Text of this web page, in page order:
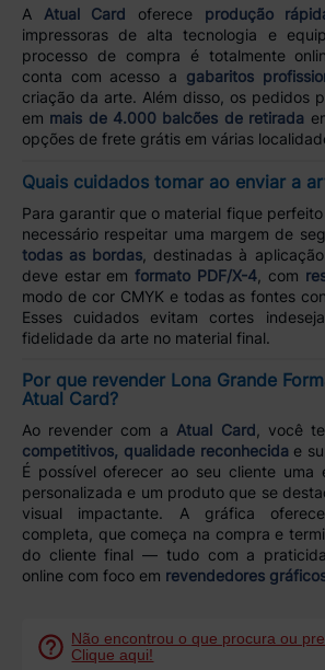
A Atual Card oferece produção
impressoras de alta tecnologia e
processo de compra é totalmente
conta com acesso a gabaritos
criação da arte. Além disso, os pedidos
em mais de 4.000 balcões de retirada
opções de frete grátis em várias
Quais cuidados tomar ao enviar a
Para garantir que o material fique
necessário respeitar uma margem de
todas as bordas , destinadas à
deve estar emformato PDF/X-4 , com
modo de cor CMYK e todas as fontes
Esses cuidados evitam cortes
fidelidade da arte no material final.
Por que revender Lona Grande
Atual Card?
Ao revender com a Atual Card , você
competitivos, qualidade reconhecidae
É possível oferecer ao seu cliente uma
personalizada e um produto que se
visual impactante. A gráfica
completa, que começa na compra e
do cliente final — tudo com a
online com foco em revendedores
Não encontrou o que procura ou
Clique aqui!